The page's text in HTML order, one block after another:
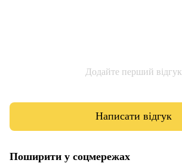
Додайте перший відгук
Написати відгук
Поширити у соцмережах